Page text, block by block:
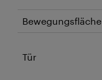
Bewegungsfläche
Tür